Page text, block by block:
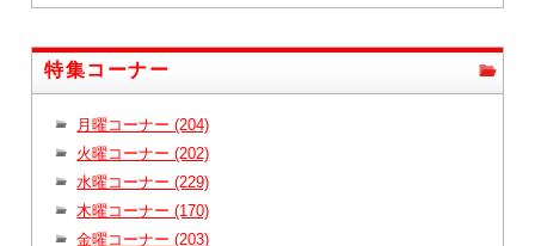
特集コーナー
月曜コーナー (204)
火曜コーナー (202)
水曜コーナー (229)
木曜コーナー (170)
金曜コーナー (203)